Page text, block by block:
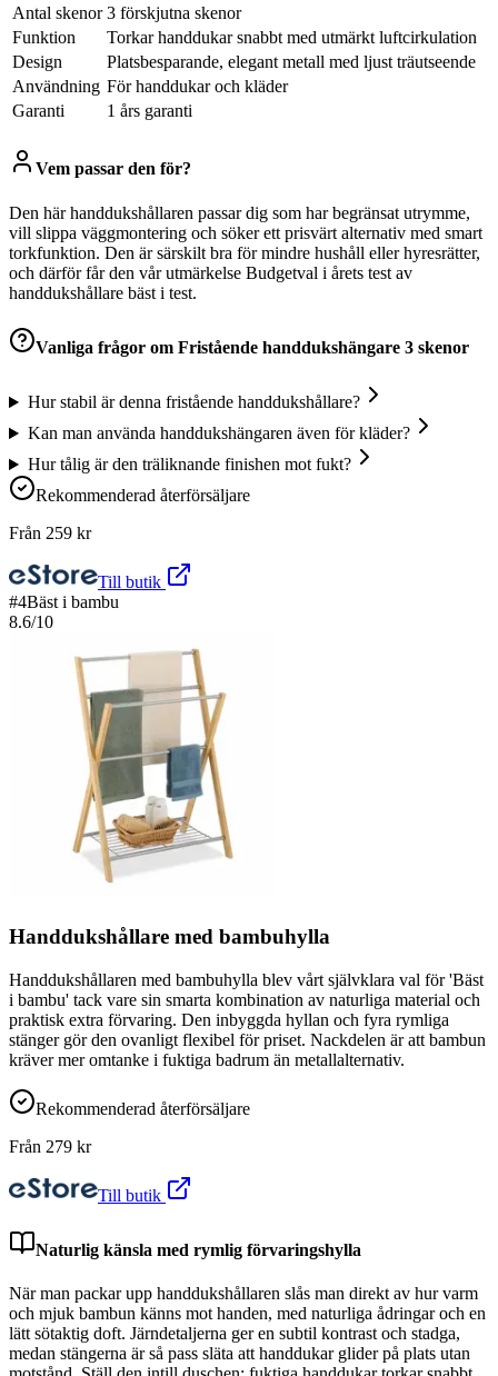
Antal skenor 3 förskjutna skenor
Funktion
Torkar handdukar snabbt med utmärkt luftcirkulation
Design
Platsbesparande, elegant metall med ljust träutseende
Användning För handdukar och kläder
Garanti
1 års garanti
Vem passar den för?
Den här handdukshållaren passar dig som har begränsat utrymme,
vill slippa väggmontering och söker ett prisvärt alternativ med smart
torkfunktion. Den är särskilt bra för mindre hushåll eller hyresrätter,
och därför får den vår utmärkelse Budgetval i årets test av
handdukshållare bäst i test.
Vanliga frågor om Fristående handdukshängare 3 skenor
Hur stabil är denna fristående handdukshållare?
Kan man använda handdukshängaren även för kläder?
Hur tålig är den träliknande finishen mot fukt?
Rekommenderad återförsäljare
Från 259 kr
Till butik
#4Bäst i bambu
8.6/10
Handdukshållare med bambuhylla
Handdukshållaren med bambuhylla blev vårt självklara val för 'Bäst
i bambu' tack vare sin smarta kombination av naturliga material och
praktisk extra förvaring. Den inbyggda hyllan och fyra rymliga
stänger gör den ovanligt flexibel för priset. Nackdelen är att bambun
kräver mer omtanke i fuktiga badrum än metallalternativ.
Rekommenderad återförsäljare
Från 279 kr
Till butik
Naturlig känsla med rymlig förvaringshylla
När man packar upp handdukshållaren slås man direkt av hur varm
och mjuk bambun känns mot handen, med naturliga ådringar och en
lätt sötaktig doft. Järndetaljerna ger en subtil kontrast och stadga,
medan stängerna är så pass släta att handdukar glider på plats utan